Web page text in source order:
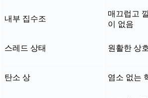
내부 집수조
매끄럽고
이 없음
스레드 상태 원활한 상
탄소 상 염소 없는